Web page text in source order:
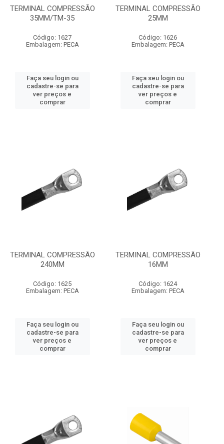
TERMINAL COMPRESSÃO
35MM/TM-35
Código: 1627
Embalagem: PECA
Faça seu login ou
cadastre-se para
ver preços e
comprar
TERMINAL COMPRESSÃO
25MM
Código: 1626
Embalagem: PECA
Faça seu login ou
cadastre-se para
ver preços e
comprar
TERMINAL COMPRESSÃO
240MM
Código: 1625
Embalagem: PECA
Faça seu login ou
cadastre-se para
ver preços e
comprar
TERMINAL COMPRESSÃO
16MM
Código: 1624
Embalagem: PECA
Faça seu login ou
cadastre-se para
ver preços e
comprar